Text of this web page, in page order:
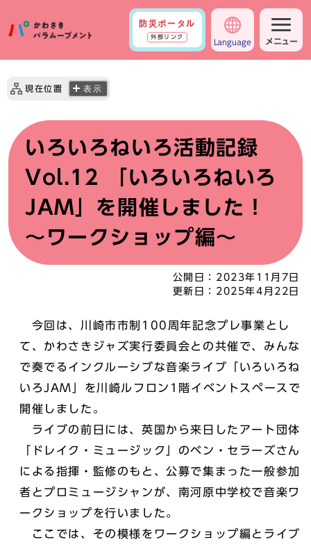
防災ポータル
外部リンク
Language メニュー
現在位置 表示
いろいろねいろ活動記録
Vol.12 「いろいろねいろ
JAM」を開催しました！
～ワークショップ編～
公開日： 2023年11月7日
更新日： 2025年4月22日
今回は、川崎市市制100周年記念プレ事業とし
て、かわさきジャズ実行委員会との共催で、みんな
で奏でるインクルーシブな音楽ライブ「いろいろね
いろJAM」を川崎ルフロン1階イベントスペースで
開催しました。
ライブの前日には、英国から来日したアート団体
「ドレイク・ミュージック」のベン・セラーズさん
による指揮・監修のもと、公募で集まった一般参加
者とプロミュージシャンが、南河原中学校で音楽ワ
ークショップを行いました。
ここでは、その模様をワークショップ編とライブ